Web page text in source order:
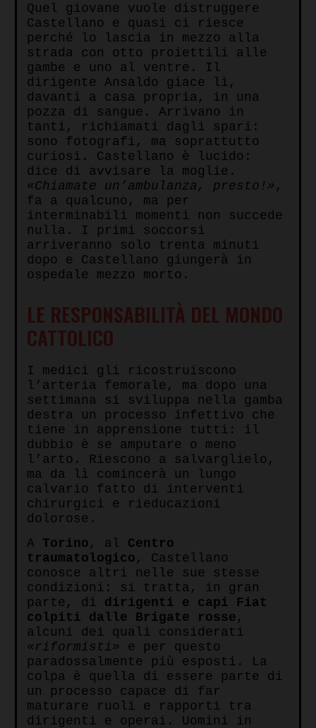
Quel giovane vuole distruggere
Castellano e quasi ci riesce
perché lo lascia in mezzo alla
strada con otto proiettili alle
gambe e uno al ventre. Il
dirigente Ansaldo giace lì,
davanti a casa propria, in una
pozza di sangue. Arrivano in
tanti, richiamati dagli spari:
sono fotografi, ma soprattutto
curiosi. Castellano è lucido:
dice di avvisare la moglie.
«Chiamate un’ambulanza, presto!» ,
fa a qualcuno, ma per
interminabili momenti non succede
nulla. I primi soccorsi
arriveranno solo trenta minuti
dopo e Castellano giungerà in
ospedale mezzo morto.
LE RESPONSABILITÀ DEL MONDO
CATTOLICO
I medici gli ricostruiscono
l’arteria femorale, ma dopo una
settimana si sviluppa nella gamba
destra un processo infettivo che
tiene in apprensione tutti: il
dubbio è se amputare o meno
l’arto. Riescono a salvarglielo,
ma da lì comincerà un lungo
calvario fatto di interventi
chirurgici e rieducazioni
dolorose.
A Torino , al Centro
traumatologico , Castellano
conosce altri nelle sue stesse
condizioni: si tratta, in gran
parte, di dirigenti e capi Fiat
colpiti dalle Brigate rosse ,
alcuni dei quali considerati
«riformisti» e per questo
paradossalmente più esposti. La
colpa è quella di essere parte di
un processo capace di far
maturare ruoli e rapporti tra
dirigenti e operai. Uomini in